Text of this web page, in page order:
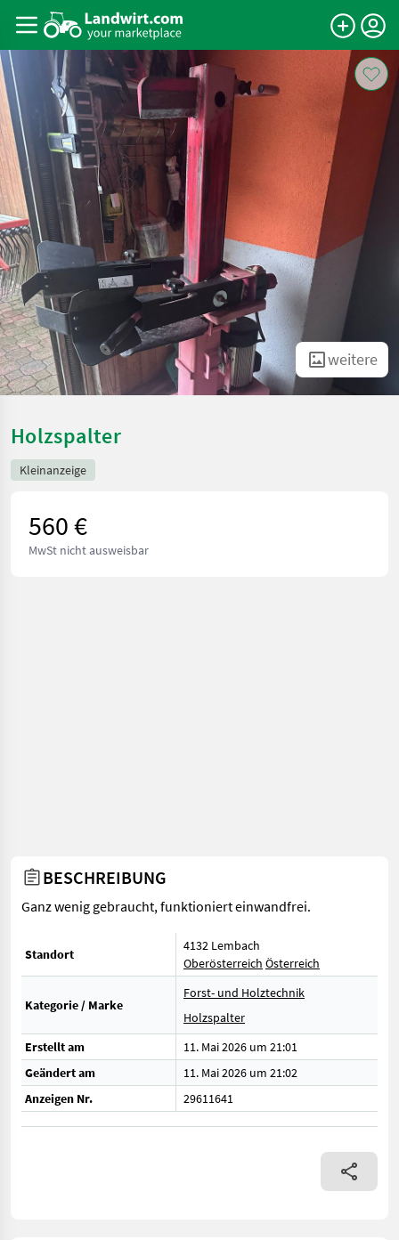
weitere
Holzspalter
Kleinanzeige
560 €
MwSt nicht ausweisbar
BESCHREIBUNG
Ganz wenig gebraucht, funktioniert einwandfrei.
Standort
4132 Lembach
Oberösterreich Österreich
Kategorie / Marke
Forst- und Holztechnik
Holzspalter
Erstellt am
11. Mai 2026 um 21:01
Geändert am
11. Mai 2026 um 21:02
Anzeigen Nr.
29611641